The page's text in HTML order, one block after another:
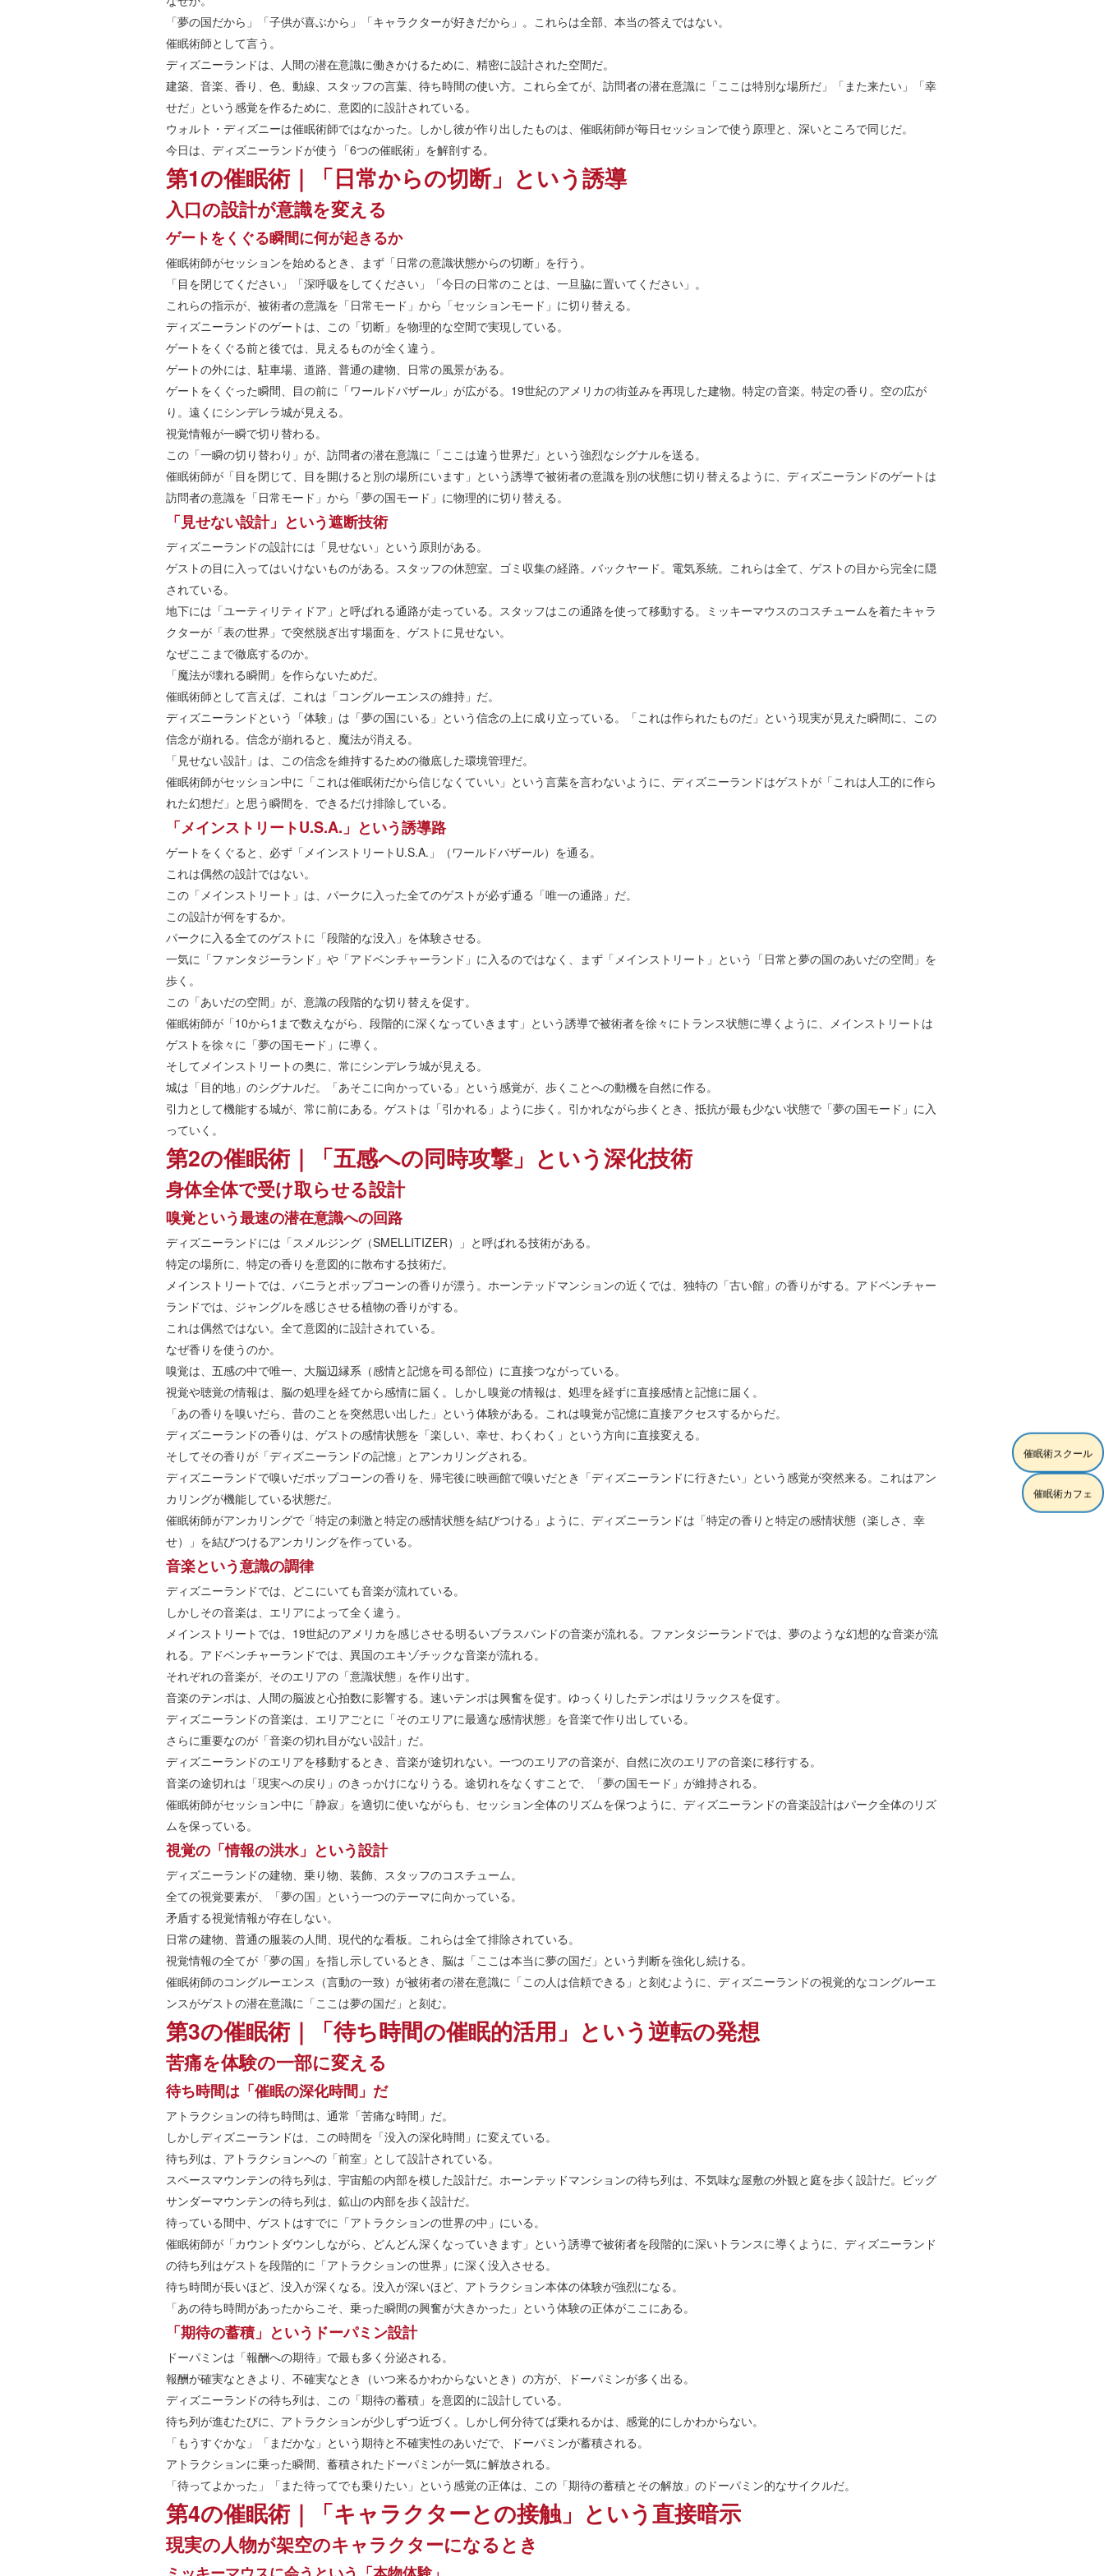
「夢の国だから」「子供が喜ぶから」「キャラクターが好きだから」。これらは全部、本当の答えではない。
催眠術師として言う。
ディズニーランドは、人間の潜在意識に働きかけるために、精密に設計された空間だ。
建築、音楽、香り、色、動線、スタッフの言葉、待ち時間の使い方。これら全てが、訪問者の潜在意識に「ここは特別な場所だ」「また来たい」「幸
せだ」という感覚を作るために、意図的に設計されている。
ウォルト・ディズニーは催眠術師ではなかった。しかし彼が作り出したものは、催眠術師が毎日セッションで使う原理と、深いところで同じだ。
今日は、ディズニーランドが使う「6つの催眠術」を解剖する。
第1の催眠術｜「日常からの切断」という誘導
入口の設計が意識を変える
ゲートをくぐる瞬間に何が起きるか
催眠術師がセッションを始めるとき、まず「日常の意識状態からの切断」を行う。
「目を閉じてください」「深呼吸をしてください」「今日の日常のことは、一旦脇に置いてください」。
これらの指示が、被術者の意識を「日常モード」から「セッションモード」に切り替える。
ディズニーランドのゲートは、この「切断」を物理的な空間で実現している。
ゲートをくぐる前と後では、見えるものが全く違う。
ゲートの外には、駐車場、道路、普通の建物、日常の風景がある。
ゲートをくぐった瞬間、目の前に「ワールドバザール」が広がる。19世紀のアメリカの街並みを再現した建物。特定の音楽。特定の香り。空の広が
り。遠くにシンデレラ城が見える。
視覚情報が一瞬で切り替わる。
この「一瞬の切り替わり」が、訪問者の潜在意識に「ここは違う世界だ」という強烈なシグナルを送る。
催眠術師が「目を閉じて、目を開けると別の場所にいます」という誘導で被術者の意識を別の状態に切り替えるように、ディズニーランドのゲートは
訪問者の意識を「日常モード」から「夢の国モード」に物理的に切り替える。
「見せない設計」という遮断技術
ディズニーランドの設計には「見せない」という原則がある。
ゲストの目に入ってはいけないものがある。スタッフの休憩室。ゴミ収集の経路。バックヤード。電気系統。これらは全て、ゲストの目から完全に隠
されている。
地下には「ユーティリティドア」と呼ばれる通路が走っている。スタッフはこの通路を使って移動する。ミッキーマウスのコスチュームを着たキャラ
クターが「表の世界」で突然脱ぎ出す場面を、ゲストに見せない。
なぜここまで徹底するのか。
「魔法が壊れる瞬間」を作らないためだ。
催眠術師として言えば、これは「コングルーエンスの維持」だ。
ディズニーランドという「体験」は「夢の国にいる」という信念の上に成り立っている。「これは作られたものだ」という現実が見えた瞬間に、この
信念が崩れる。信念が崩れると、魔法が消える。
「見せない設計」は、この信念を維持するための徹底した環境管理だ。
催眠術師がセッション中に「これは催眠術だから信じなくていい」という言葉を言わないように、ディズニーランドはゲストが「これは人工的に作ら
れた幻想だ」と思う瞬間を、できるだけ排除している。
「メインストリートU.S.A.」という誘導路
ゲートをくぐると、必ず「メインストリートU.S.A.」（ワールドバザール）を通る。
これは偶然の設計ではない。
この「メインストリート」は、パークに入った全てのゲストが必ず通る「唯一の通路」だ。
この設計が何をするか。
パークに入る全てのゲストに「段階的な没入」を体験させる。
一気に「ファンタジーランド」や「アドベンチャーランド」に入るのではなく、まず「メインストリート」という「日常と夢の国のあいだの空間」を
歩く。
この「あいだの空間」が、意識の段階的な切り替えを促す。
催眠術師が「10から1まで数えながら、段階的に深くなっていきます」という誘導で被術者を徐々にトランス状態に導くように、メインストリートは
ゲストを徐々に「夢の国モード」に導く。
そしてメインストリートの奥に、常にシンデレラ城が見える。
城は「目的地」のシグナルだ。「あそこに向かっている」という感覚が、歩くことへの動機を自然に作る。
引力として機能する城が、常に前にある。ゲストは「引かれる」ように歩く。引かれながら歩くとき、抵抗が最も少ない状態で「夢の国モード」に入
っていく。
第2の催眠術｜「五感への同時攻撃」という深化技術
身体全体で受け取らせる設計
嗅覚という最速の潜在意識への回路
ディズニーランドには「スメルジング（SMELLITIZER）」と呼ばれる技術がある。
特定の場所に、特定の香りを意図的に散布する技術だ。
メインストリートでは、バニラとポップコーンの香りが漂う。ホーンテッドマンションの近くでは、独特の「古い館」の香りがする。アドベンチャー
ランドでは、ジャングルを感じさせる植物の香りがする。
これは偶然ではない。全て意図的に設計されている。
なぜ香りを使うのか。
嗅覚は、五感の中で唯一、大脳辺縁系（感情と記憶を司る部位）に直接つながっている。
視覚や聴覚の情報は、脳の処理を経てから感情に届く。しかし嗅覚の情報は、処理を経ずに直接感情と記憶に届く。
「あの香りを嗅いだら、昔のことを突然思い出した」という体験がある。これは嗅覚が記憶に直接アクセスするからだ。
ディズニーランドの香りは、ゲストの感情状態を「楽しい、幸せ、わくわく」という方向に直接変える。
そしてその香りが「ディズニーランドの記憶」とアンカリングされる。
ディズニーランドで嗅いだポップコーンの香りを、帰宅後に映画館で嗅いだとき「ディズニーランドに行きたい」という感覚が突然来る。これはアン
カリングが機能している状態だ。
催眠術師がアンカリングで「特定の刺激と特定の感情状態を結びつける」ように、ディズニーランドは「特定の香りと特定の感情状態（楽しさ、幸
せ）」を結びつけるアンカリングを作っている。
音楽という意識の調律
ディズニーランドでは、どこにいても音楽が流れている。
しかしその音楽は、エリアによって全く違う。
メインストリートでは、19世紀のアメリカを感じさせる明るいブラスバンドの音楽が流れる。ファンタジーランドでは、夢のような幻想的な音楽が流
れる。アドベンチャーランドでは、異国のエキゾチックな音楽が流れる。
それぞれの音楽が、そのエリアの「意識状態」を作り出す。
音楽のテンポは、人間の脳波と心拍数に影響する。速いテンポは興奮を促す。ゆっくりしたテンポはリラックスを促す。
ディズニーランドの音楽は、エリアごとに「そのエリアに最適な感情状態」を音楽で作り出している。
さらに重要なのが「音楽の切れ目がない設計」だ。
ディズニーランドのエリアを移動するとき、音楽が途切れない。一つのエリアの音楽が、自然に次のエリアの音楽に移行する。
音楽の途切れは「現実への戻り」のきっかけになりうる。途切れをなくすことで、「夢の国モード」が維持される。
催眠術師がセッション中に「静寂」を適切に使いながらも、セッション全体のリズムを保つように、ディズニーランドの音楽設計はパーク全体のリズ
ムを保っている。
視覚の「情報の洪水」という設計
ディズニーランドの建物、乗り物、装飾、スタッフのコスチューム。
全ての視覚要素が、「夢の国」という一つのテーマに向かっている。
矛盾する視覚情報が存在しない。
日常の建物、普通の服装の人間、現代的な看板。これらは全て排除されている。
視覚情報の全てが「夢の国」を指し示しているとき、脳は「ここは本当に夢の国だ」という判断を強化し続ける。
催眠術師のコングルーエンス（言動の一致）が被術者の潜在意識に「この人は信頼できる」と刻むように、ディズニーランドの視覚的なコングルーエ
ンスがゲストの潜在意識に「ここは夢の国だ」と刻む。
第3の催眠術｜「待ち時間の催眠的活用」という逆転の発想
苦痛を体験の一部に変える
待ち時間は「催眠の深化時間」だ
アトラクションの待ち時間は、通常「苦痛な時間」だ。
しかしディズニーランドは、この時間を「没入の深化時間」に変えている。
待ち列は、アトラクションへの「前室」として設計されている。
スペースマウンテンの待ち列は、宇宙船の内部を模した設計だ。ホーンテッドマンションの待ち列は、不気味な屋敷の外観と庭を歩く設計だ。ビッグ
サンダーマウンテンの待ち列は、鉱山の内部を歩く設計だ。
待っている間中、ゲストはすでに「アトラクションの世界の中」にいる。
催眠術師が「カウントダウンしながら、どんどん深くなっていきます」という誘導で被術者を段階的に深いトランスに導くように、ディズニーランド
の待ち列はゲストを段階的に「アトラクションの世界」に深く没入させる。
待ち時間が長いほど、没入が深くなる。没入が深いほど、アトラクション本体の体験が強烈になる。
「あの待ち時間があったからこそ、乗った瞬間の興奮が大きかった」という体験の正体がここにある。
「期待の蓄積」というドーパミン設計
ドーパミンは「報酬への期待」で最も多く分泌される。
報酬が確実なときより、不確実なとき（いつ来るかわからないとき）の方が、ドーパミンが多く出る。
ディズニーランドの待ち列は、この「期待の蓄積」を意図的に設計している。
待ち列が進むたびに、アトラクションが少しずつ近づく。しかし何分待てば乗れるかは、感覚的にしかわからない。
「もうすぐかな」「まだかな」という期待と不確実性のあいだで、ドーパミンが蓄積される。
アトラクションに乗った瞬間、蓄積されたドーパミンが一気に解放される。
「待ってよかった」「また待ってでも乗りたい」という感覚の正体は、この「期待の蓄積とその解放」のドーパミン的なサイクルだ。
第4の催眠術｜「キャラクターとの接触」という直接暗示
現実の人物が架空のキャラクターになるとき
催眠術スクール
催眠術カフェ